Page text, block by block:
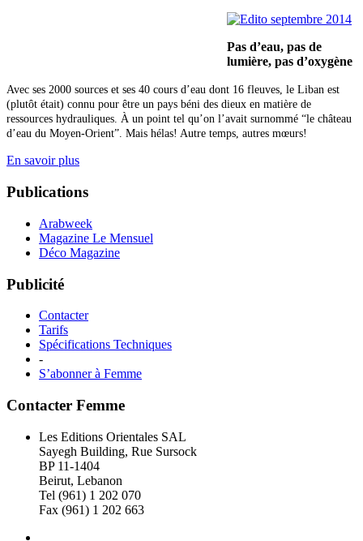
Pas d’eau, pas de
lumière, pas d’oxygène
Avec ses 2000 sources et ses 40 cours d’eau dont 16 fleuves, le Liban est
(plutôt était) connu pour être un pays béni des dieux en matière de
ressources hydrauliques. À un point tel qu’on l’avait surnommé “le château
d’eau du Moyen-Orient”. Mais hélas! Autre temps, autres mœurs!
En savoir plus
Publications
Arabweek
Magazine Le Mensuel
Déco Magazine
Publicité
Contacter
Tarifs
Spécifications Techniques
-
S’abonner à Femme
Contacter Femme
Les Editions Orientales SAL
Sayegh Building, Rue Sursock
BP 11-1404
Beirut, Lebanon
Tel (961) 1 202 070
Fax (961) 1 202 663